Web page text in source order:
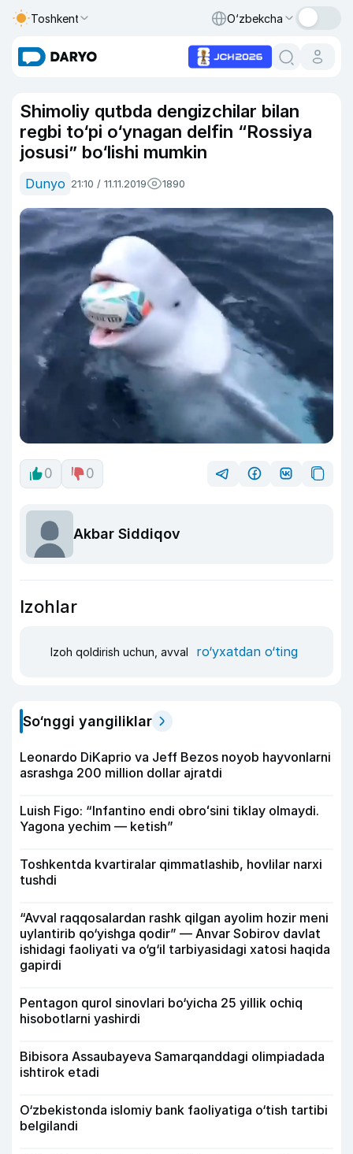
Toshkent O‘zbekcha
Shimoliy qutbda dengizchilar bilan
regbi to‘pi o‘ynagan delfin “Rossiya
josusi” bo‘lishi mumkin
Dunyo 21:10 / 11.11.2019 1890
0 0
Akbar Siddiqov
Izohlar
Izoh qoldirish uchun, avval ro‘yxatdan o‘ting
So‘nggi yangiliklar
Leonardo DiKaprio va Jeff Bezos noyob hayvonlarni
asrashga 200 million dollar ajratdi
Luish Figo: “Infantino endi obroʻsini tiklay olmaydi.
Yagona yechim — ketish”
Toshkentda kvartiralar qimmatlashib, hovlilar narxi
tushdi
“Avval raqqosalardan rashk qilgan ayolim hozir meni
uylantirib qo‘yishga qodir” — Anvar Sobirov davlat
ishidagi faoliyati va o‘g‘il tarbiyasidagi xatosi haqida
gapirdi
Pentagon qurol sinovlari bo‘yicha 25 yillik ochiq
hisobotlarni yashirdi
Bibisora Assaubayeva Samarqanddagi olimpiadada
ishtirok etadi
O‘zbekistonda islomiy bank faoliyatiga o‘tish tartibi
belgilandi